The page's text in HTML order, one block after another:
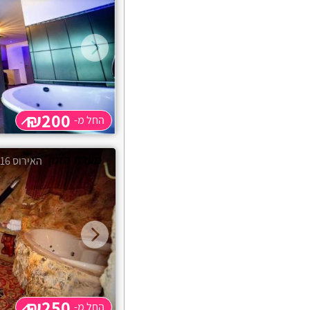
3 שעות ₪300
תוספת שעה ₪50
חצי יום לילה ₪700
החל מ- ₪200
שעה ₪200
3 שעות ₪200
תוספת שעה ₪50
לילה ₪450
החל מ- ₪200
מערת הזמן האירוס 16 - מטולה
החל מ-